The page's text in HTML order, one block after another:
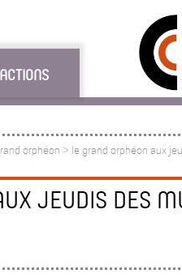
orphéon > le grand orphéon aux
JEUDIS DES